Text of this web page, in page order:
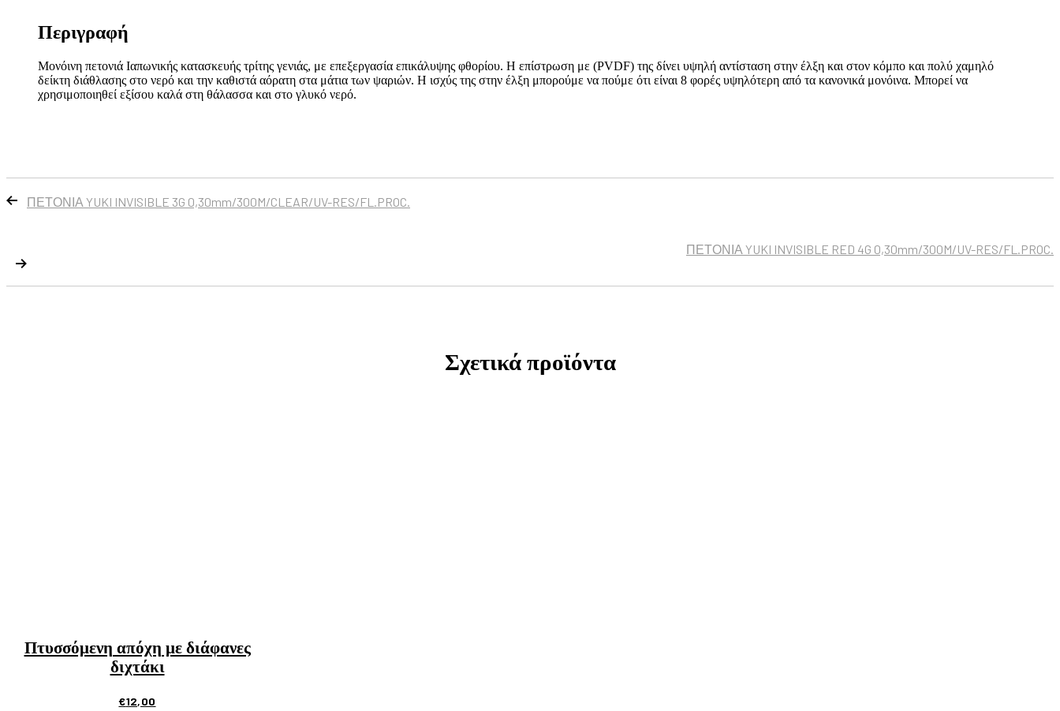
Περιγραφή
Μονόινη πετονιά Ιαπωνικής κατασκευής τρίτης γενιάς, με επεξεργασία επικάλυψης φθορίου. Η επίστρωση με (PVDF) της δίνει υψηλή αντίσταση στην έλξη και στον κόμπο και πολύ χαμηλό
δείκτη διάθλασης στο νερό και την καθιστά αόρατη στα μάτια των ψαριών. Η ισχύς της στην έλξη μπορούμε να πούμε ότι είναι 8 φορές υψηλότερη από τα κανονικά μονόινα. Μπορεί να
χρησιμοποιηθεί εξίσου καλά στη θάλασσα και στο γλυκό νερό.
ΠΕΤΟΝΙΑ YUKI INVISIBLE 3G 0,30mm/300M/CLEAR/UV-RES/FL.PROC.
ΠΕΤΟΝΙΑ YUKI INVISIBLE RED 4G 0,30mm/300M/UV-RES/FL.PROC.
Σχετικά προϊόντα
Πτυσσόμενη απόχη με διάφανες
διχτάκι
€12,00